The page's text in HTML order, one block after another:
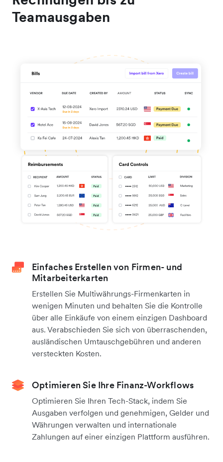
Teamausgaben
Einfaches Erstellen von Firmen- und
Mitarbeiterkarten
Erstellen Sie Multiwährungs-Firmenkarten in
wenigen Minuten und behalten Sie die Kontrolle
über alle Einkäufe von einem einzigen Dashboard
aus. Verabschieden Sie sich von überraschenden,
ausländischen Umtauschgebühren und anderen
versteckten Kosten.
Optimieren Sie Ihre Finanz-Workflows
Optimieren Sie Ihren Tech-Stack, indem Sie
Ausgaben verfolgen und genehmigen, Gelder und
Währungen verwalten und internationale
Zahlungen auf einer einzigen Plattform ausführen.